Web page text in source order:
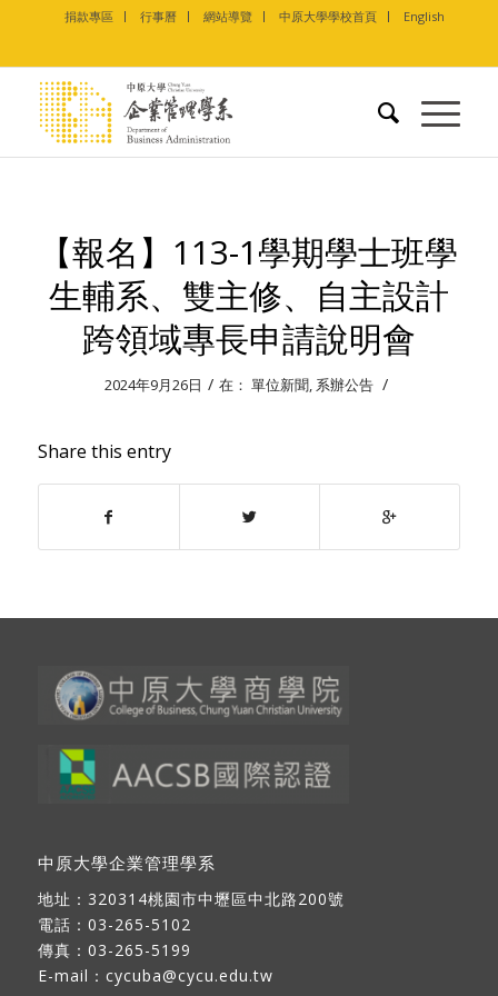
捐款專區 行事曆 網站導覽 中原大學學校首頁 English
【報名】113-1學期學士班學
生輔系、雙主修、自主設計
跨領域專長申請說明會
2024年9月26日 / 在： 單位新聞, 系辦公告 /
Share this entry
中原大學企業管理學系
地址： 320314桃園市中壢區中北路200號
電話：03-265-5102
傳真：03-265-5199
E-mail： cycuba@cycu.edu.tw